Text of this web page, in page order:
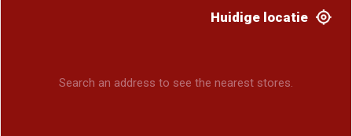
Huidige locatie
Search an address to see the nearest stores.